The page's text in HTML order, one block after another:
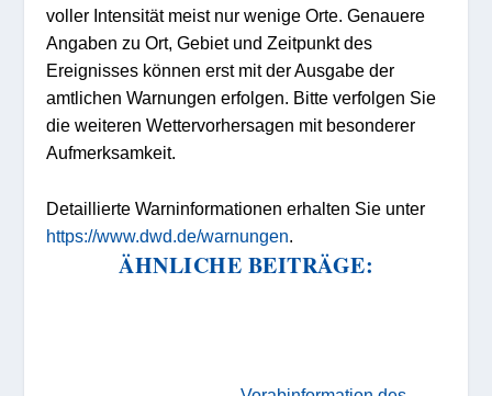
voller Intensität meist nur wenige Orte. Genauere
Angaben zu Ort, Gebiet und Zeitpunkt des
Ereignisses können erst mit der Ausgabe der
amtlichen Warnungen erfolgen. Bitte verfolgen Sie
die weiteren Wettervorhersagen mit besonderer
Aufmerksamkeit.
Detaillierte Warninformationen erhalten Sie unter
https://www.dwd.de/warnungen.
ÄHNLICHE BEITRÄGE: